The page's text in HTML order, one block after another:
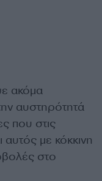
ακόμα
αυστηρότητά
που στις
με κόκκινη
στο